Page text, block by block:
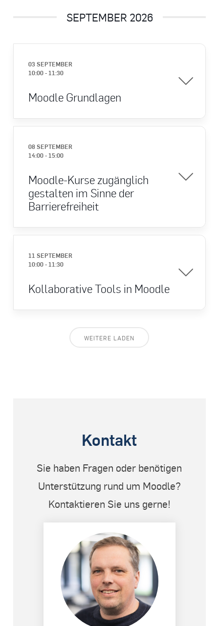
SEPTEMBER 2026
03 SEPTEMBER
10:00-11:30
Moodle Grundlagen
08 SEPTEMBER
14:00-15:00
Moodle-Kurse zugänglich
gestalten im Sinne der
Barrierefreiheit
11 SEPTEMBER
10:00-11:30
Kollaborative Tools in Moodle
WEITERE LADEN
Kontakt
Sie haben Fragen oder benötigen
Unterstützung rund um Moodle?
Kontaktieren Sie uns gerne!